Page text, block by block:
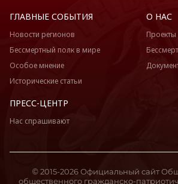
ГЛАВНЫЕ СОБЫТИЯ
Новости регионов
Бессмертный полк в мире
Особое мнение
Исторические статьи
О НАС
Проекты
ПРЕСС-ЦЕНТР
Нас спрашивают
© 2015-2026 Официальный сайт
общественного гражданско-